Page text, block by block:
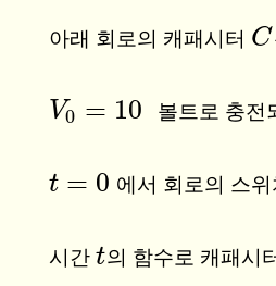
아래 회로의 캐패시터 C
C
V0 = 10
V0 =10 볼트로 충전
t = 0
t=0 에서 회로의 스
시간 t
t 의 함수로 캐패시